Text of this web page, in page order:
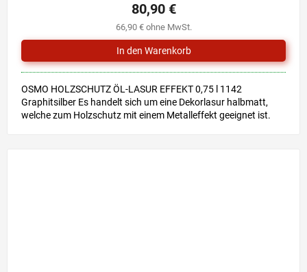
66,90 € ohne MwSt.
80,90 €
OSMO HOLZSCHUTZ ÖL-LASUR EFFEKT 0,75 l 1142
Graphitsilber Es handelt sich um eine Dekorlasur halbmatt,
welche zum Holzschutz mit einem Metalleffekt geeignet ist.